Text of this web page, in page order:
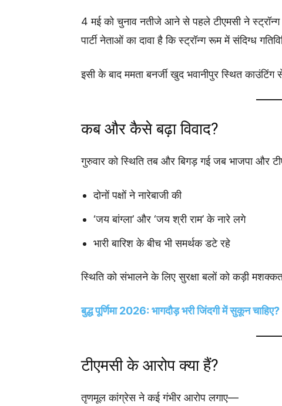
4 मई को चुनाव नतीजे आने से पहले टीएमसी ने
पार्टी नेताओं का दावा है कि स्ट्रॉन्ग रूम में संदिग्ध
इसी के बाद ममता बनर्जी खुद भवानीपुर स्थित
कब और कैसे बढ़ा विवाद?
गुरुवार को स्थिति तब और बिगड़ गई जब भाजपा और
दोनों पक्षों ने नारेबाजी की
‘जय बांग्ला’ और ‘जय श्री राम’ के नारे लगे
भारी बारिश के बीच भी समर्थक डटे रहे
स्थिति को संभालने के लिए सुरक्षा बलों को कड़ी
बुद्ध पूर्णिमा 2026: भागदौड़ भरी जिंदगी में सुकून
टीएमसी के आरोप क्या हैं?
तृणमूल कांग्रेस ने कई गंभीर आरोप लगाए—